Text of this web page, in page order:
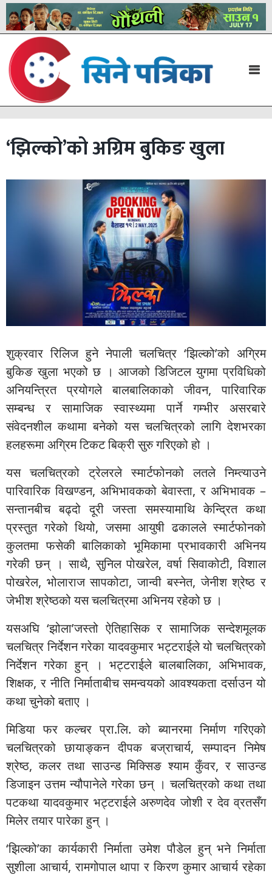
‘झिल्को’को अग्रिम बुकिङ खुला
शुक्रवार रिलिज हुने नेपाली चलचित्र ‘झिल्को’को अग्रिम
बुकिङ खुला भएको छ । आजको डिजिटल युगमा प्रविधिको
अनियन्त्रित प्रयोगले बालबालिकाको जीवन, पारिवारिक
सम्बन्ध र सामाजिक स्वास्थ्यमा पार्ने गम्भीर असरबारे
संवेदनशील कथामा बनेको यस चलचित्रको लागि देशभरका
हलहरूमा अग्रिम टिकट बिक्री सुरु गरिएको हो ।
यस चलचित्रको ट्रेलरले स्मार्टफोनको लतले निम्त्याउने
पारिवारिक विखण्डन, अभिभावकको बेवास्ता, र अभिभावक –
सन्तानबीच बढ्दो दूरी जस्ता समस्यामाथि केन्द्रित कथा
प्रस्तुत गरेको थियो, जसमा आयुषी ढकालले स्मार्टफोनको
कुलतमा फसेकी बालिकाको भूमिकामा प्रभावकारी अभिनय
गरेकी छन् । साथै, सुनिल पोखरेल, वर्षा सिवाकोटी, विशाल
पोखरेल, भोलाराज सापकोटा, जान्वी बस्नेत, जेनीश श्रेष्ठ र
जेभीश श्रेष्ठको यस चलचित्रमा अभिनय रहेको छ ।
यसअघि ‘झोला’जस्तो ऐतिहासिक र सामाजिक सन्देशमूलक
चलचित्र निर्देशन गरेका यादवकुमार भट्टराईले यो चलचित्रको
निर्देशन गरेका हुन् । भट्टराईले बालबालिका, अभिभावक,
शिक्षक, र नीति निर्माताबीच समन्वयको आवश्यकता दर्साउन यो
कथा चुनेको बताए ।
मिडिया फर कल्चर प्रा.लि. को ब्यानरमा निर्माण गरिएको
चलचित्रको छायाङ्कन दीपक बज्राचार्य, सम्पादन निमेष
श्रेष्ठ, कलर तथा साउन्ड मिक्सिङ श्याम कुँवर, र साउन्ड
डिजाइन उत्तम न्यौपानेले गरेका छन् । चलचित्रको कथा तथा
पटकथा यादवकुमार भट्टराईले अरुणदेव जोशी र देव व्रतसँग
मिलेर तयार पारेका हुन् ।
‘झिल्को’का कार्यकारी निर्माता उमेश पौडेल हुन् भने निर्माता
सुशीला आचार्य, रामगोपाल थापा र किरण कुमार आचार्य रहेका